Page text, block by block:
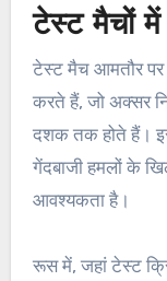
टेस्ट मैचों
टेस्ट मैच आमतौर पर
करते हैं, जो अक्सर
दशक तक होते हैं।
गेंदबाजी हमलों के
आवश्यकता है।
रूस में, जहां टेस्ट